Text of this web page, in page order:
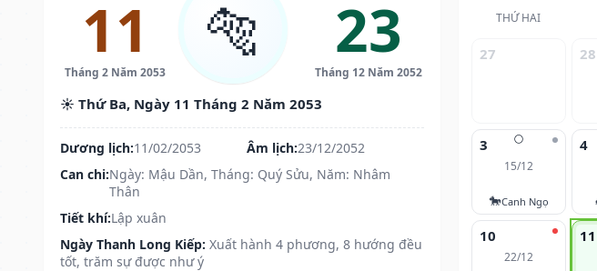
11
Tháng 2 Năm 2053
🐅 23
Tháng 12 Năm 2052
☀️ Thứ Ba, Ngày 11 Tháng 2 Năm 2053
Dương lịch:11/02/2053 Âm lịch:23/12/2052
Can chi:Ngày: Mậu Dần, Tháng: Quý Sửu, Năm: Nhâm
Thân
Tiết khí:Lập xuân
Ngày Thanh Long Kiếp: Xuất hành 4 phương, 8 hướng đều
tốt, trăm sự được như ý
THỨ HAI
27 28
🌕
3
15/12
🐎Canh Ngọ
4
10
22/12
11